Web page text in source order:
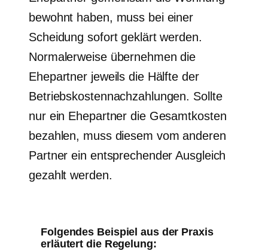
bewohnt haben, muss bei einer
Scheidung sofort geklärt werden.
Normalerweise übernehmen die
Ehepartner jeweils die Hälfte der
Betriebskostennachzahlungen. Sollte
nur ein Ehepartner die Gesamtkosten
bezahlen, muss diesem vom anderen
Partner ein entsprechender Ausgleich
gezahlt werden.
Folgendes Beispiel aus der Praxis
erläutert die Regelung: